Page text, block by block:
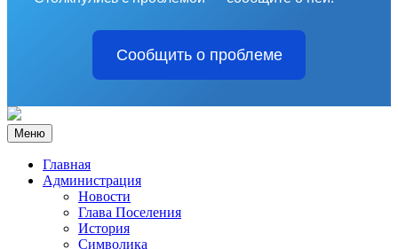
Сообщить о проблеме
Меню
Главная
Администрация
Новости
Глава Поселения
История
Символика